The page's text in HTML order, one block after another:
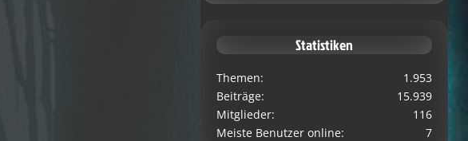
Statistiken
Themen
1.953
Beiträge
15.939
Mitglieder
116
Meiste Benutzer online
7